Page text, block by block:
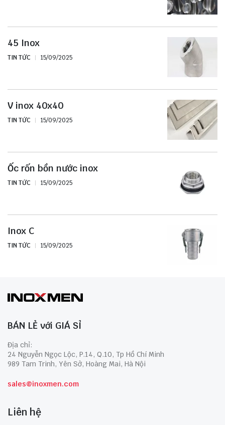
45 Inox
TIN TỨC 15/09/2025
V inox 40x40
TIN TỨC 15/09/2025
Ốc rốn bồn nước inox
TIN TỨC 15/09/2025
Inox C
TIN TỨC 15/09/2025
BÁN LẺ với GIÁ SỈ
Địa chỉ:
24 Nguyễn Ngọc Lộc, P.14, Q.10, Tp Hồ Chí Minh
989 Tam Trinh, Yên Sở, Hoàng Mai, Hà Nội
sales@inoxmen.com
Liên hệ